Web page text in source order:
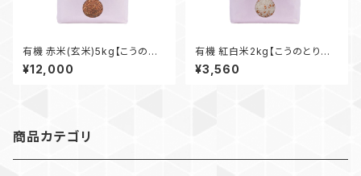
有機 赤米(玄米)5kg【こうのと
り育む大地米】
¥12,000
有機 紅白米2kg【こうのとり育
む大地米】
¥3,560
商品カテゴリ